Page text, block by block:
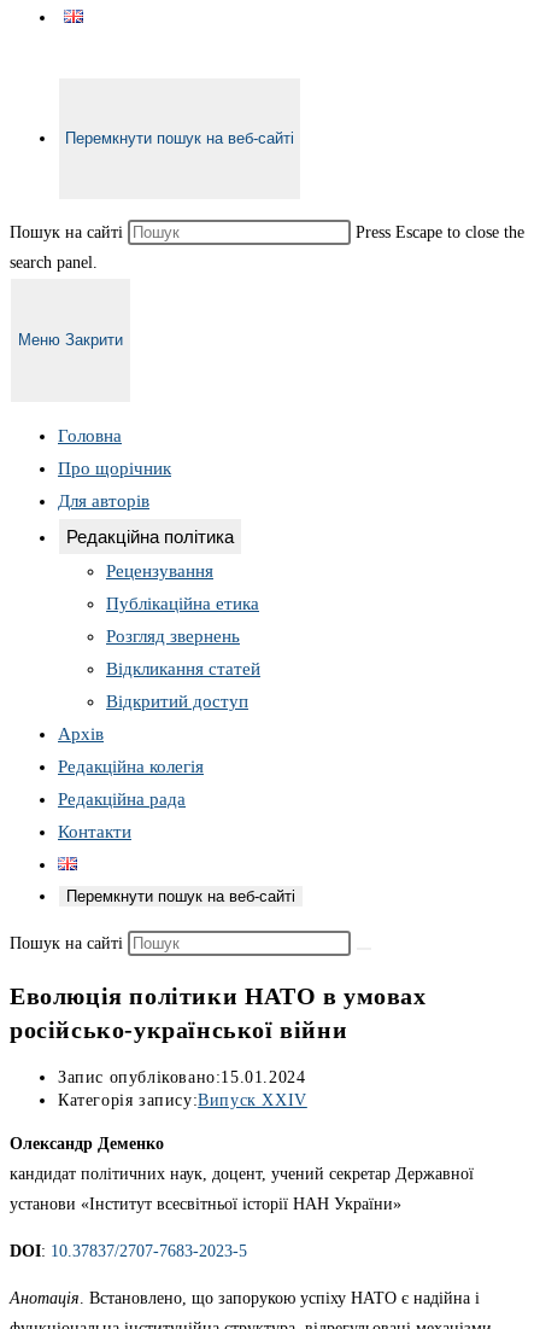
Перемкнути пошук на веб-сайті
Пошук на сайті
Press Escape to close the
search panel.
Меню Закрити
Головна
Про щорічник
Для авторів
Редакційна політика
Рецензування
Публікаційна етика
Розгляд звернень
Відкликання статей
Відкритий доступ
Архів
Редакційна колегія
Редакційна рада
Контакти
Перемкнути пошук на веб-сайті
Пошук на сайті
Еволюція політики НАТО в умовах
російсько-української війни
Запис опубліковано:15.01.2024
Категорія запису:Випуск XXIV
Олександр Деменко
кандидат політичних наук, доцент, учений секретар Державної
установи «Інститут всесвітньої історії НАН України»
DOI: 10.37837/2707-7683-2023-5
Анотація. Встановлено, що запорукою успіху НАТО є надійна і